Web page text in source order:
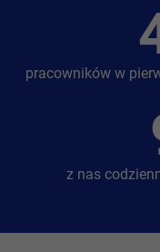
pracowników w
z nas